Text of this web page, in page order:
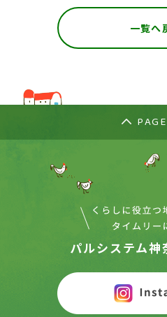
一覧へ
パルシステム